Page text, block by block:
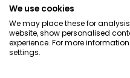
We use cookies
We may place these for
website, show personalised
experience. For more
settings.